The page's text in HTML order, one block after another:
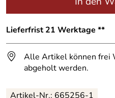
Lieferfrist 21 Werktage **
Alle Artikel können frei
abgeholt werden.
Artikel-Nr.: 665256-1